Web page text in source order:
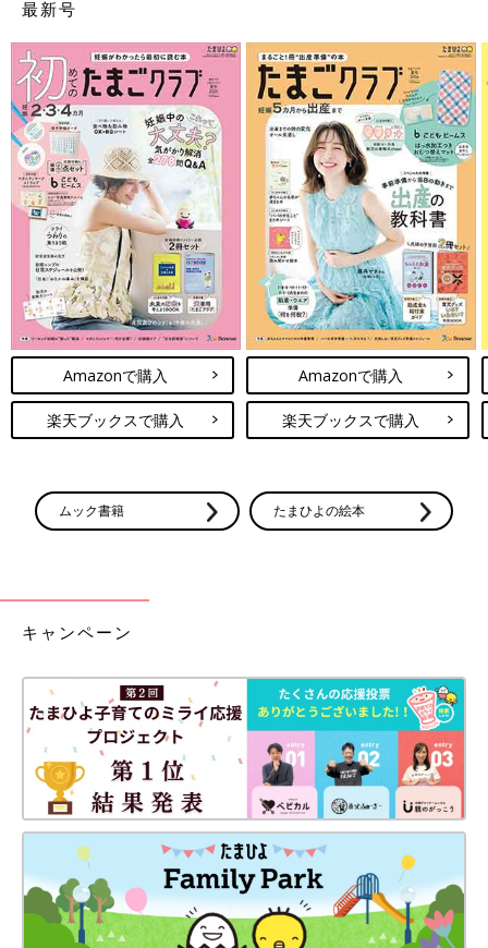
最新号
Amazonで購入
楽天ブックスで購入
Amazonで購入
楽天ブックスで購入
ムック書籍 たまひよの絵本
キャンペーン